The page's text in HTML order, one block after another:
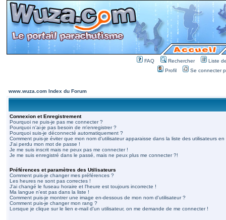
FAQ Rechercher
Liste
Profil
Se connecter
www.wuza.com Index du Forum
Connexion et Enregistrement
Pourquoi ne puis-je pas me connecter ?
Pourquoi n'ai-je pas besoin de m'enregistrer ?
Pourquoi suis-je déconnecté automatiquement ?
Comment puis-je éviter que mon nom d'utilisateur apparaisse dans la liste des utilisateurs en
J'ai perdu mon mot de passe !
Je me suis inscrit mais ne peux pas me connecter !
Je me suis enregistré dans le passé, mais ne peux plus me connecter ?!
Préférences et paramètres des Utilisateurs
Comment puis-je changer mes préférences ?
Les heures ne sont pas correctes !
J'ai changé le fuseau horaire et l'heure est toujours incorrecte !
Ma langue n'est pas dans la liste !
Comment puis-je montrer une image en-dessous de mon nom d'utilisateur ?
Comment puis-je changer mon rang ?
Lorsque je clique sur le lien e-mail d'un utilisateur, on me demande de me connecter !